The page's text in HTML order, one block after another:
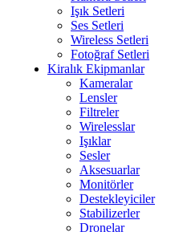
Işık Setleri
Ses Setleri
Wireless Setleri
Fotoğraf Setleri
Kiralık Ekipmanlar
Kameralar
Lensler
Filtreler
Wirelesslar
Işıklar
Sesler
Aksesuarlar
Monitörler
Destekleyiciler
Stabilizerler
Dronelar